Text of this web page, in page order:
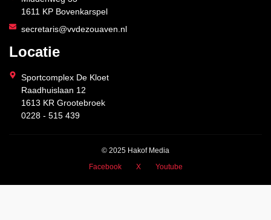
1611 KP Bovenkarspel
secretaris@vvdezouaven.nl
Locatie
Sportcomplex De Kloet
Raadhuislaan 12
1613 KR Grootebroek
0228 - 515 439
© 2025 Hakof Media
Facebook
X Youtube